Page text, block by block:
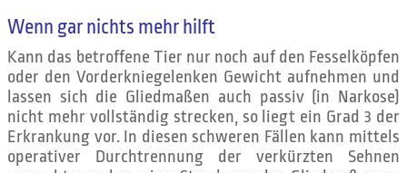
Wenn gar nichts mehr hilft
Kann das betroffene Tier nur noch auf den Fesselköpfen
oder den Vorderkniegelenken Gewicht aufnehmen und
lassen sich die Gliedmaßen auch passiv (in Narkose)
nicht mehr vollständig strecken, so liegt ein Grad 3 der
Erkrankung vor. In diesen schweren Fällen kann mittels
operativer Durchtrennung der verkürzten Sehnen